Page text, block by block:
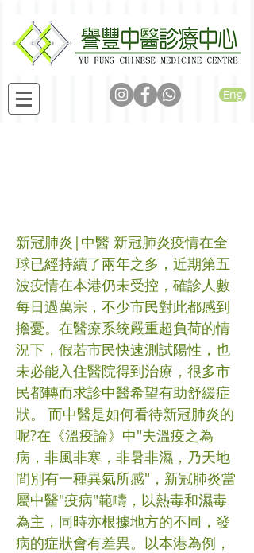
Eng
新冠肺炎|中醫 新冠肺炎疫情在全
球已經持續了兩年之多，近期第五
波疫情在本港仍未受控，確診人數
每日過萬宗，不少市民對此都感到
擔憂。在醫療系統嚴重超負荷的情
況下，假若市民快速測試陽性，也
未必能入住醫院得到治療，很多市
民都轉而求診中醫希望有助舒緩症
狀。 而中醫是如何看待新冠肺炎的
呢?在《溫疫論》中"夫溫疫之為
病，非風非寒，非暑非濕，乃天地
間別有一種異氣所感"，新冠肺炎當
屬中醫"疫病"範疇，以熱毒和濕毒
為主，同時亦根據地方的不同，發
病的症狀會有差異。以本港為例，